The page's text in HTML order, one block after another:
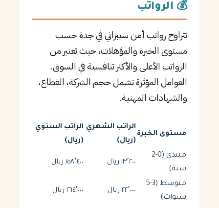
💰 الرواتب
تتراوح رواتب أمن سيبراني في جدة حسب
مستوى الخبرة والمؤهلات، حيث تعتبر من
الرواتب الأعلى والأكثر تنافسية في السوق.
العوامل المؤثرة تشمل حجم الشركة، القطاع،
والشهادات المهنية.
مستوى الخبرة
الراتب الشهري
(ريال)
الراتب السنوي
(ريال)
مبتدئ (0-2
سنة)
١٣٬٢٠٠ ريال ١٥٨٬٤٠٠ ريال
متوسط (3-5
سنوات)
٢٢٬٠٠٠ ريال ٢٦٤٬٠٠٠ ريال